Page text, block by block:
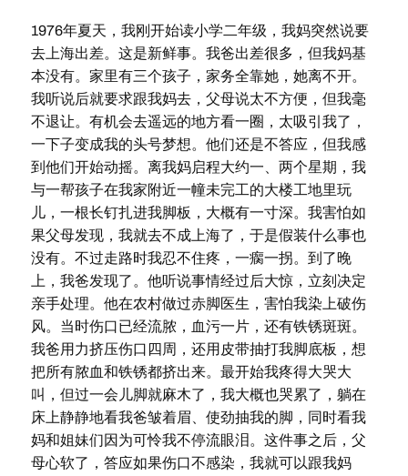
1976年夏天，我刚开始读小学二年级，我妈突然说要
去上海出差。这是新鲜事。我爸出差很多，但我妈基
本没有。家里有三个孩子，家务全靠她，她离不开。
我听说后就要求跟我妈去，父母说太不方便，但我毫
不退让。有机会去遥远的地方看一圈，太吸引我了，
一下子变成我的头号梦想。他们还是不答应，但我感
到他们开始动摇。离我妈启程大约一、两个星期，我
与一帮孩子在我家附近一幢未完工的大楼工地里玩
儿，一根长钉扎进我脚板，大概有一寸深。我害怕如
果父母发现，我就去不成上海了，于是假装什么事也
没有。不过走路时我忍不住疼，一瘸一拐。到了晚
上，我爸发现了。他听说事情经过后大惊，立刻决定
亲手处理。他在农村做过赤脚医生，害怕我染上破伤
风。当时伤口已经流脓，血污一片，还有铁锈斑斑。
我爸用力挤压伤口四周，还用皮带抽打我脚底板，想
把所有脓血和铁锈都挤出来。最开始我疼得大哭大
叫，但过一会儿脚就麻木了，我大概也哭累了，躺在
床上静静地看我爸皱着眉、使劲抽我的脚，同时看我
妈和姐妹们因为可怜我不停流眼泪。这件事之后，父
母心软了，答应如果伤口不感染，我就可以跟我妈